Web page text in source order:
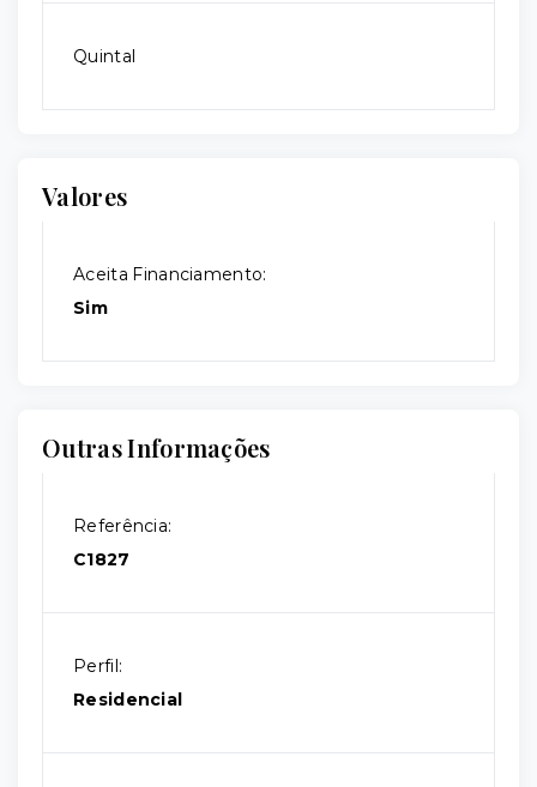
Quintal
Valores
Aceita Financiamento:
Sim
Outras Informações
Referência:
C1827
Perfil:
Residencial